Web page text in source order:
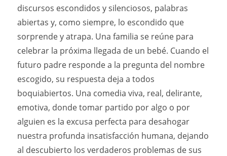
discursos escondidos y silenciosos, palabras
abiertas y, como siempre, lo escondido que
sorprende y atrapa. Una familia se reúne para
celebrar la próxima llegada de un bebé. Cuando el
futuro padre responde a la pregunta del nombre
escogido, su respuesta deja a todos
boquiabiertos. Una comedia viva, real, delirante,
emotiva, donde tomar partido por algo o por
alguien es la excusa perfecta para desahogar
nuestra profunda insatisfacción humana, dejando
al descubierto los verdaderos problemas de sus